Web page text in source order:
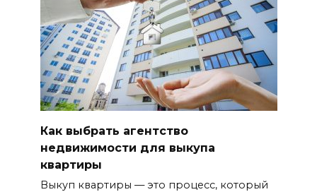
Как выбрать агентство
недвижимости для выкупа
квартиры
Выкуп квартиры — это процесс, который